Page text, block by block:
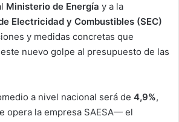
Ministerio de Energía y a la
Electricidad y Combustibles (SEC)
y medidas concretas que
nuevo golpe al presupuesto de las
a nivel nacional será de 4,9%,
opera la empresa SAESA— el